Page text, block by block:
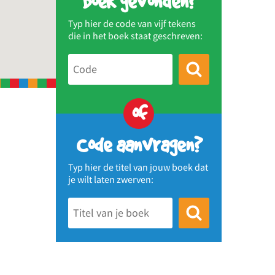
Typ hier de code van vijf tekens
die in het boek staat geschreven:
of
Code aanvragen?
Typ hier de titel van jouw boek dat
je wilt laten zwerven: